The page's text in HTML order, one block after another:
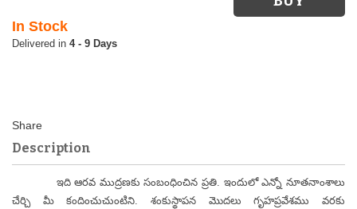
In Stock
4 - 9 Days
Description
ఇది ఆరవ ముద్రణకు సంబంధించిన ప్రతి. ఇందులో ఎన్నో నూతనాంశాలు
చేర్చి మీ కందించుచుంటిని. శంకుస్థాపన మొదలు గృహప్రవేశము వరకు